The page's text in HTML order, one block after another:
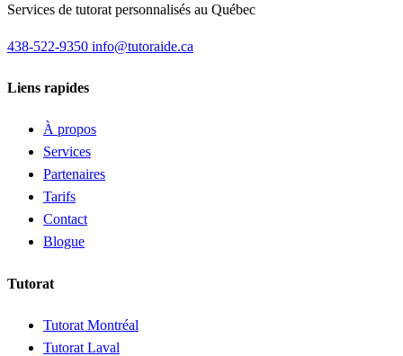
Services de tutorat personnalisés au Québec
438-522-9350 info@tutoraide.ca
Liens rapides
À propos
Services
Partenaires
Tarifs
Contact
Blogue
Tutorat
Tutorat Montréal
Tutorat Laval